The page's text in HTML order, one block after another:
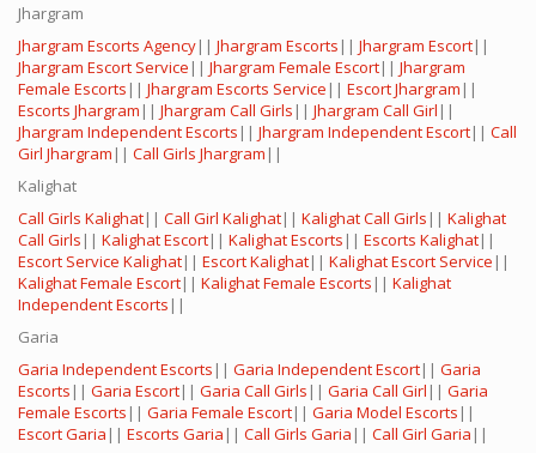
Jhargram
Jhargram Escorts Agency|| Jhargram Escorts || Jhargram Escort||
Jhargram Escort Service || Jhargram Female Escort|| Jhargram
Female Escorts || Jhargram Escorts Service || Escort Jhargram ||
Escorts Jhargram || Jhargram Call Girls || Jhargram Call Girl ||
Jhargram Independent Escorts || Jhargram Independent Escort|| Call
Girl Jhargram || Call Girls Jhargram ||
Kalighat
Call Girls Kalighat|| Call Girl Kalighat|| Kalighat Call Girls || Kalighat
Call Girls || Kalighat Escort|| Kalighat Escorts || Escorts Kalighat||
Escort Service Kalighat|| Escort Kalighat|| Kalighat Escort Service ||
Kalighat Female Escort|| Kalighat Female Escorts || Kalighat
Independent Escorts ||
Garia
Garia Independent Escorts || Garia Independent Escort|| Garia
Escorts || Garia Escort|| Garia Call Girls || Garia Call Girl || Garia
Female Escorts || Garia Female Escort|| Garia Model Escorts ||
Escort Garia || Escorts Garia || Call Girls Garia || Call Girl Garia ||